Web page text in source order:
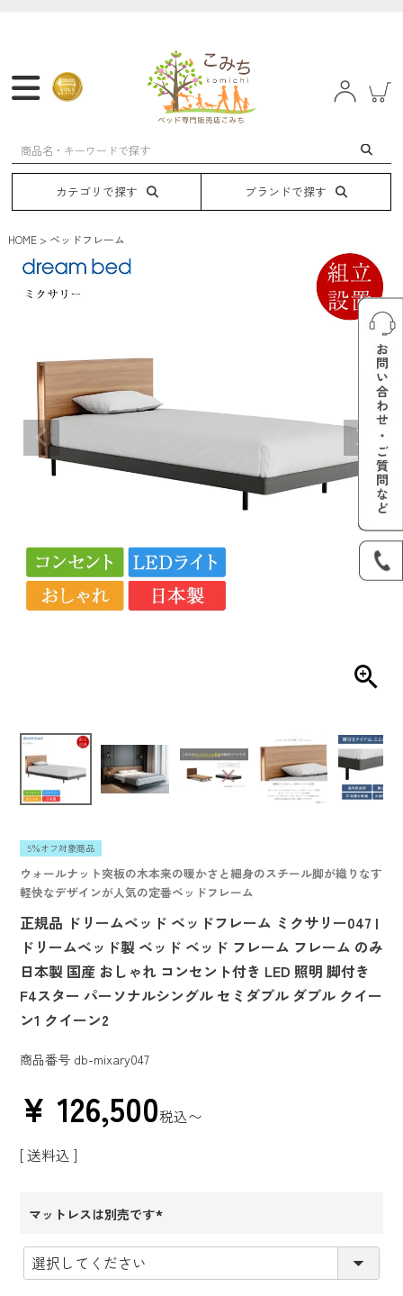
マットレス フレーム ベッド 電動ベッド
カテゴリで探す ブランドで探す
HOME ベッドフレーム
5％オフ対象商品
ウォールナット突板の木本来の暖かさと細身のスチール脚が織りなす
軽快なデザインが人気の定番ベッドフレーム
正規品 ドリームベッド ベッドフレーム ミクサリー047 |
ドリームベッド製 ベッド ベッド フレーム フレーム のみ
日本製 国産 おしゃれ コンセント付き LED 照明 脚付き
F4スター パーソナルシングル セミダブル ダブル クイー
ン1 クイーン2
商品番号 db-mixary047
¥ 126,500税込〜
送料込
マットレスは別売です